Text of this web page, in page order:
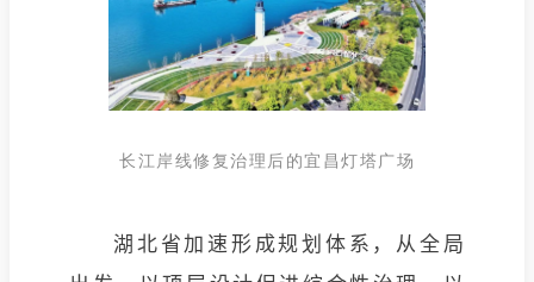
长江岸线修复治理后的宜昌灯塔广场
湖北省加速形成规划体系，从全局